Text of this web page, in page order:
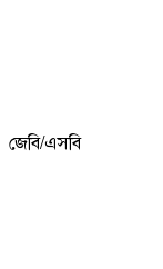
জেবি/এসবি